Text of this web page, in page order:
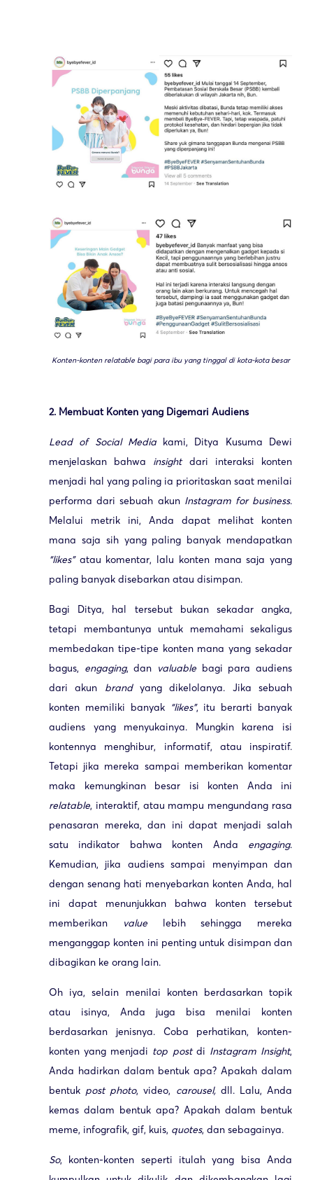
Konten-konten relatablebagi para ibu yang tinggal di kota-kota besar
2. Membuat Konten yang Digemari Audiens
Lead of Social Mediakami, Ditya Kusuma Dewi
menjelaskan bahwa insightdari interaksi konten
menjadi hal yang paling ia prioritaskan saat menilai
performa dari sebuah akun Instagram for business.
Melalui metrik ini, Anda dapat melihat konten
mana saja sih yang paling banyak mendapatkan
“likes”atau komentar, lalu konten mana saja yang
paling banyak disebarkan atau disimpan.
Bagi Ditya, hal tersebut bukan sekadar angka,
tetapi membantunya untuk memahami sekaligus
membedakan tipe-tipe konten mana yang sekadar
bagus, engaging, dan valuable bagi para audiens
dari akun brandyang dikelolanya. Jika sebuah
konten memiliki banyak “likes”, itu berarti banyak
audiens yang menyukainya. Mungkin karena isi
kontennya menghibur, informatif, atau inspiratif.
Tetapi jika mereka sampai memberikan komentar
maka kemungkinan besar isi konten Anda ini
relatable, interaktif, atau mampu mengundang rasa
penasaran mereka, dan ini dapat menjadi salah
satu indikator bahwa konten Anda engaging.
Kemudian, jika audiens sampai menyimpan dan
dengan senang hati menyebarkan konten Anda, hal
ini dapat menunjukkan bahwa konten tersebut
memberikan
valuelebih sehingga mereka
menganggap konten ini penting untuk disimpan dan
dibagikan ke orang lain.
Oh iya, selain menilai konten berdasarkan topik
atau isinya, Anda juga bisa menilai konten
berdasarkan jenisnya. Coba perhatikan, konten-
konten yang menjadi top postdi Instagram Insight,
Anda hadirkan dalam bentuk apa? Apakah dalam
bentuk post photo, video, carousel, dll. Lalu, Anda
kemas dalam bentuk apa? Apakah dalam bentuk
meme, infografik, gif, kuis, quotes, dan sebagainya.
So, konten-konten seperti itulah yang bisa Anda